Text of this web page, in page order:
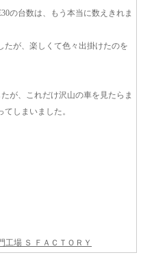
の台数は、もう本当に数えきれま
たが、楽しくて色々出掛けたのを
が、これだけ沢山の車を見たらま
しまいました。
工場 Ｓ ＦＡＣＴＯＲＹ